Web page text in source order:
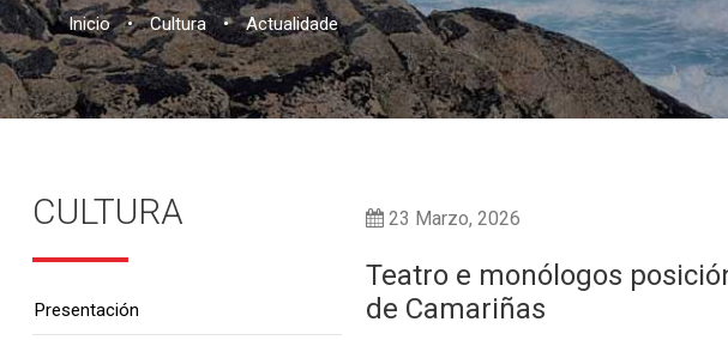
Inicio • Cultura • Actualidade
23 Marzo, 2026
Teatro e monólogos
de Camariñas
CULTURA
Presentación